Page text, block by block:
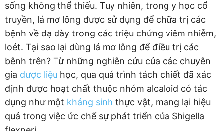
sống không thể thiếu. Tuy nhiên, trong y học cổ
truyền, lá mơ lông được sử dụng để chữa trị các
bệnh về dạ dày trong các triệu chứng viêm nhiễm,
loét. Tại sao lại dùng lá mơ lông để điều trị các
bệnh trên? Từ những nghiên cứu của các chuyên
gia dược liệu học, qua quá trình tách chiết đã xác
định được hoạt chất thuộc nhóm alcaloid có tác
dụng như một kháng sinh thực vật, mang lại hiệu
quả trong việc ức chế sự phát triển của Shigella